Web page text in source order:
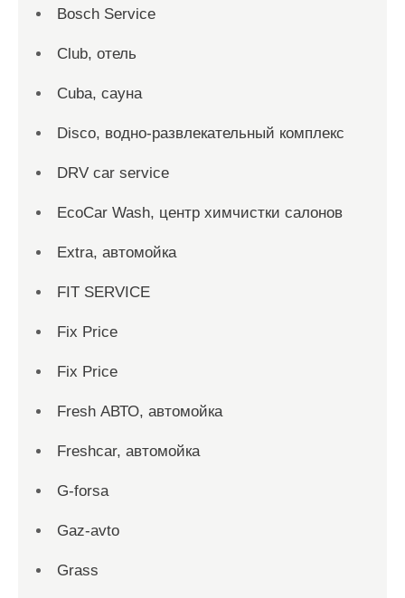
Bosch Service
Club, отель
Cuba, сауна
Disco, водно-развлекательный комплекс
DRV car service
EcoCar Wash, центр химчистки салонов
Extra, автомойка
FIT SERVICE
Fix Price
Fix Price
Fresh АВТО, автомойка
Freshcar, автомойка
G-forsa
Gaz-avto
Grass